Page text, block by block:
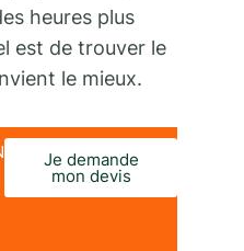
heures plus
est de trouver le
le mieux.
Je demande
mon devis